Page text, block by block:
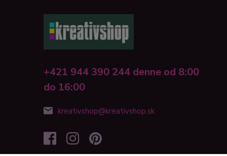
+421 944 390 244 denne od 8:00
do 16:00
kreativshop@kreativshop.sk